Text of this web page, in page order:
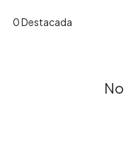
0 Destacada